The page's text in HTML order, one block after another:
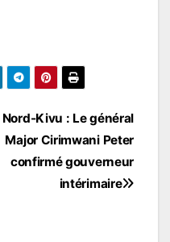
Nord-Kivu : Le général
Major Cirimwani Peter
confirmé gouverneur
intérimaire